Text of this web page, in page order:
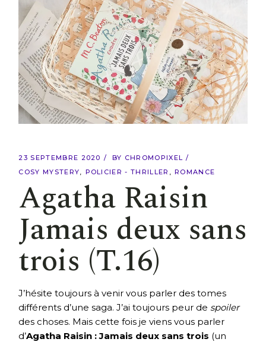
23 SEPTEMBRE 2020 BY CHROMOPIXEL
COSY MYSTERY
POLICIER - THRILLER ROMANCE
Agatha Raisin
Jamais deux sans
trois (T.16)
J’hésite toujours à venir vous parler des tomes
différents d’une saga. J’ai toujours peur de spoiler
des choses. Mais cette fois je viens vous parler
d’Agatha Raisin : Jamais deux sans trois (un